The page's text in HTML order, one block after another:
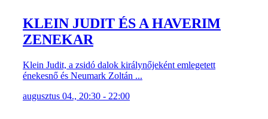
KLEIN JUDIT ÉS A HAVERIM
ZENEKAR
Klein Judit, a zsidó dalok királynőjeként emlegetett
énekesnő és Neumark Zoltán ...
augusztus 04., 20:30 - 22:00